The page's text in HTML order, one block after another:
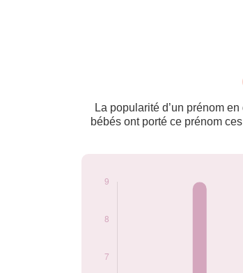
La popularité d’un prénom
bébés ont porté ce prénom
1900
3
1901
9
1906
1912